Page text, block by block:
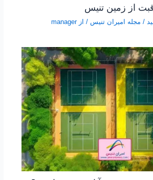
از زمین تنیس
/ مجله امیران تنیس / از manager